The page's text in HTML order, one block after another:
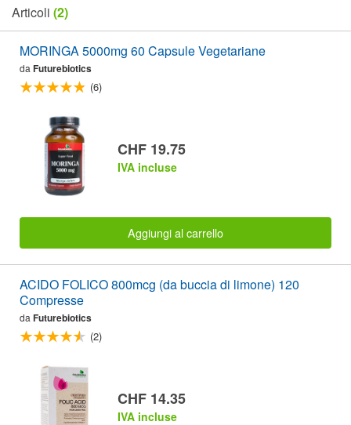
Articoli (2)
MORINGA 5000mg 60 Capsule Vegetariane
daFuturebiotics
(6)
CHF 19.75
IVA incluse
Aggiungi al carrello
ACIDO FOLICO 800mcg (da buccia di limone) 120
Compresse
da Futurebiotics
(2)
CHF 14.35
IVA incluse